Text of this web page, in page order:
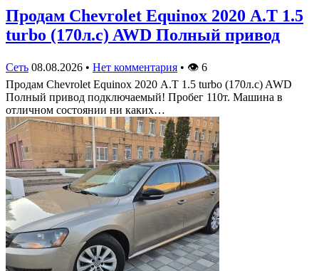
Продам Chevrolet Equinox 2020 А.Т 1.5
turbo (170л.с) AWD Полный привод
Сеть 08.08.2026 • Нет комментария • 👁 6
Продам Chevrolet Equinox 2020 А.Т 1.5 turbo (170л.с) AWD
Полный привод подключаемый! Пробег 110т. Машина в
отличном состоянии ни каких…